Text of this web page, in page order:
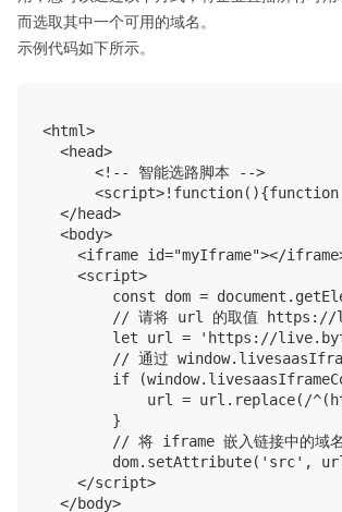
而选取其中一个可用的域名。
示例代码如下所示。
<html>
  <head>
      <!-- 智能选路脚本 -->
  </head>
  <body>
<iframe id="myIframe"></
    <script>
const dom =
// 请将 url 的取值
let url = 'https://
// 通过
if
url = url.replace(/
        }
// 将 iframe 嵌入链接中的
dom.setAttribute('src',
    </script>
  </body>